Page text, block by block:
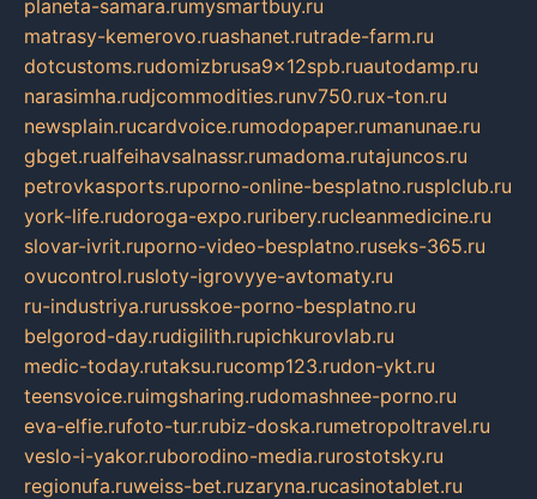
planeta-samara.rumysmartbuy.ru
matrasy-kemerovo.ruashanet.rutrade-farm.ru
dotcustoms.rudomizbrusa9x12spb.ruautodamp.ru
narasimha.rudjcommodities.runv750.rux-ton.ru
newsplain.rucardvoice.rumodopaper.rumanunae.ru
gbget.rualfeihavsalnassr.rumadoma.rutajuncos.ru
petrovkasports.ruporno-online-besplatno.rusplclub.ru
york-life.rudoroga-expo.ruribery.rucleanmedicine.ru
slovar-ivrit.ruporno-video-besplatno.ruseks-365.ru
ovucontrol.rusloty-igrovyye-avtomaty.ru
ru-industriya.rurusskoe-porno-besplatno.ru
belgorod-day.rudigilith.rupichkurovlab.ru
medic-today.rutaksu.rucomp123.rudon-ykt.ru
teensvoice.ruimgsharing.rudomashnee-porno.ru
eva-elfie.rufoto-tur.rubiz-doska.rumetropoltravel.ru
veslo-i-yakor.ruborodino-media.rurostotsky.ru
regionufa.ruweiss-bet.ruzaryna.rucasinotablet.ru